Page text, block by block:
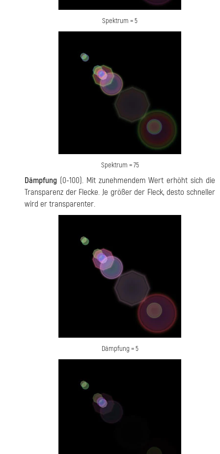
Spektrum = 5
Spektrum = 75
Dämpfung (0-100). Mit zunehmendem Wert erhöht sich die
Transparenz der Flecke. Je größer der Fleck, desto schneller
wird er transparenter.
Dämpfung = 5